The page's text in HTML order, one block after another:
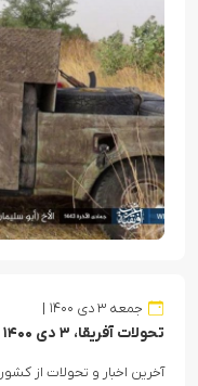
جمعه ۳ دی ۱۴۰۰
تحولات آفریقا، ۳ دی ۱۴۰۰
آخرین اخبار و تحولات از